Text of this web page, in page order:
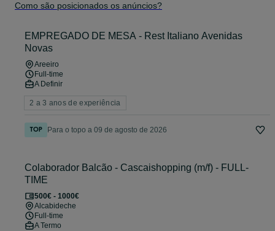
Como são posicionados os anúncios?
EMPREGADO DE MESA - Rest Italiano Avenidas
Novas
Areeiro
Full-time
A Definir
2 a 3 anos de experiência
Para o topo a 09 de agosto de 2026
Colaborador Balcão - Cascaishopping (m/f) - FULL-
TIME
500€ - 1000€
Alcabideche
Full-time
A Termo